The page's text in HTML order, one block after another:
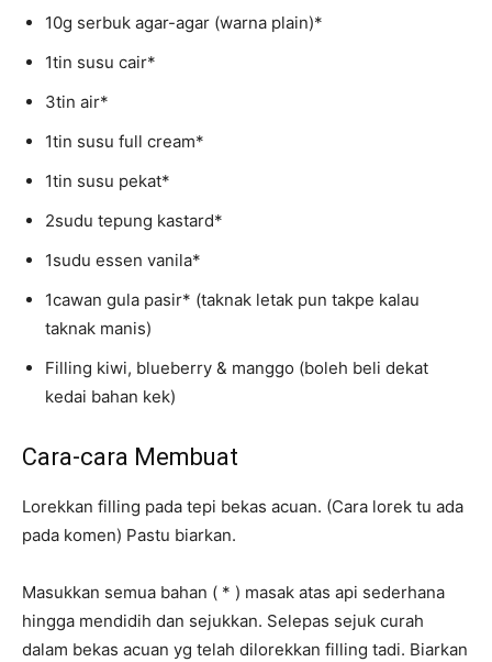
10g serbuk agar-agar (warna plain)*
1tin susu cair*
3tin air*
1tin susu full cream*
1tin susu pekat*
2sudu tepung kastard*
1sudu essen vanila*
1cawan gula pasir* (taknak letak pun takpe kalau
taknak manis)
Filling kiwi, blueberry & manggo (boleh beli dekat
kedai bahan kek)
Cara-cara Membuat
Lorekkan filling pada tepi bekas acuan. (Cara lorek tu ada
pada komen) Pastu biarkan.
Masukkan semua bahan ( * ) masak atas api sederhana
hingga mendidih dan sejukkan. Selepas sejuk curah
dalam bekas acuan yg telah dilorekkan filling tadi. Biarkan